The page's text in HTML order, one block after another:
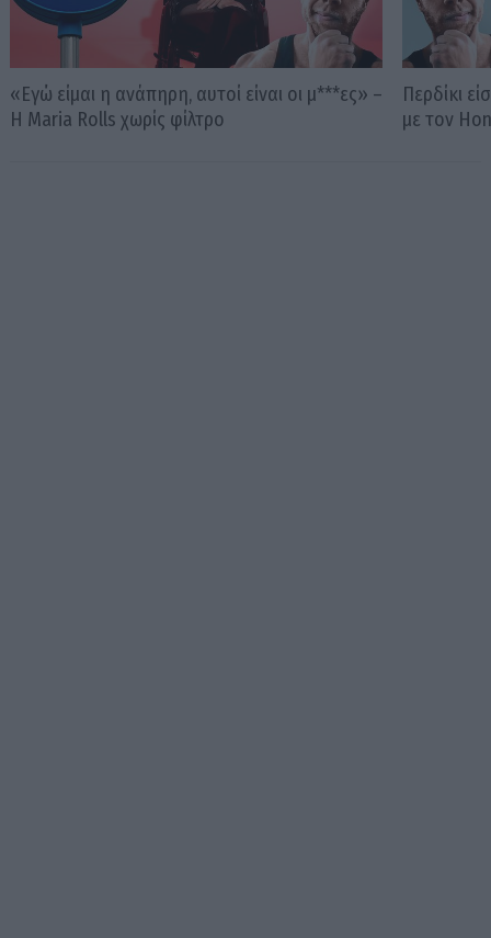
«Εγώ είμαι η ανάπηρη, αυτοί είναι οι μ***ες» –
Η Maria Rolls χωρίς φίλτρο
Περδίκι
με τον